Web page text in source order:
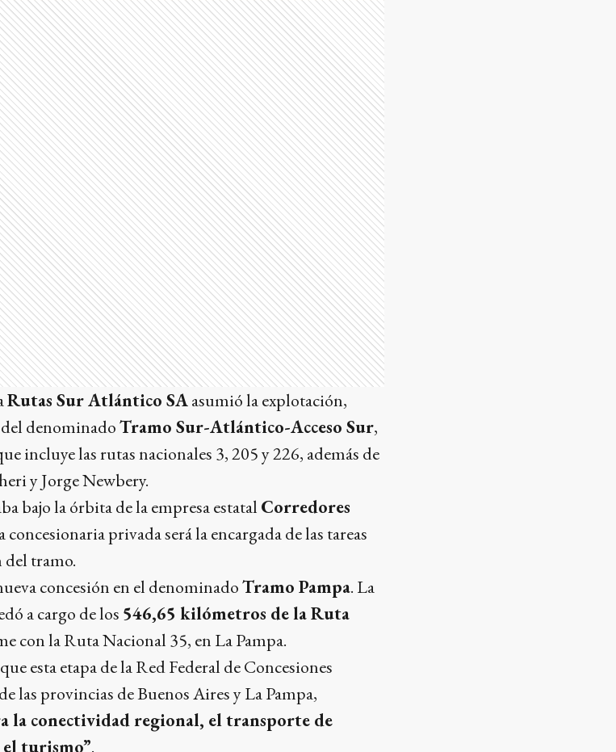
Rutas Sur Atlántico SAasumió la explotación,
denominadoTramo Sur-Atlántico-Acceso Sur,
incluye las rutas nacionales 3, 205 y 226, además de
y Jorge Newbery.
bajo la órbita de la empresa estatal Corredores
concesionaria privada será la encargada de las tareas
tramo.
concesión en el denominadoTramo Pampa. La
a cargo de los 546,65 kilómetros de la Ruta
con la Ruta Nacional 35, en La Pampa.
esta etapa de la Red Federal de Concesiones
las provincias de Buenos Aires y La Pampa,
la conectividad regional, el transporte de
turismo”.